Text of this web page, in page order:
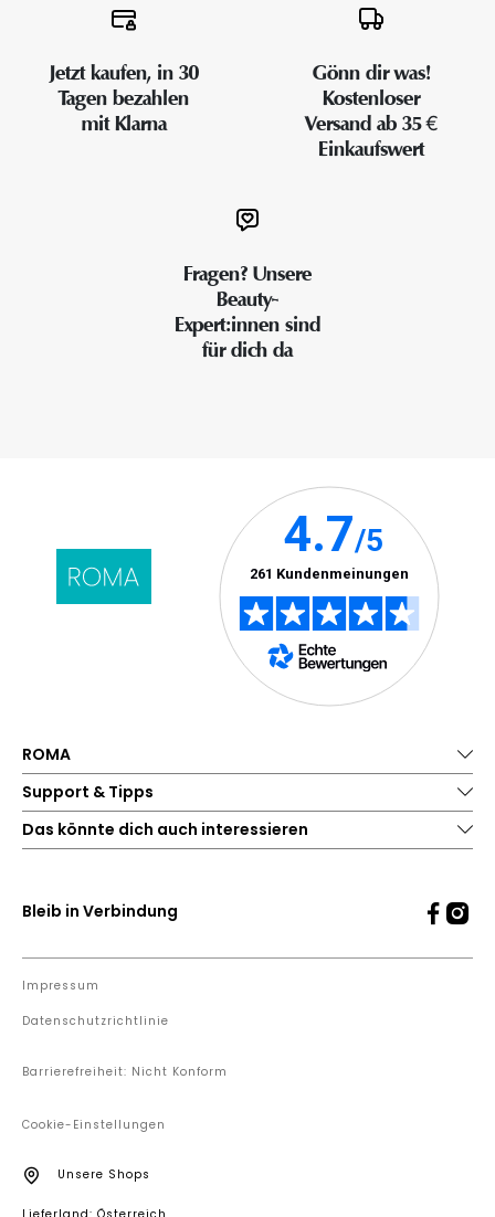
Jetzt kaufen, in 30
Tagen bezahlen
mit Klarna
Gönn dir was!
Kostenloser
Versand ab 35 €
Einkaufswert
Fragen? Unsere
Beauty-
Expert:innen sind
für dich da
ROMA
Support & Tipps
Das könnte dich auch interessieren
Bleib in Verbindung
Impressum
Datenschutzrichtlinie
Barrierefreiheit: Nicht Konform
Cookie-Einstellungen
Unsere Shops